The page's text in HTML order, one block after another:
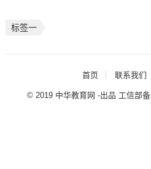
标签一
首页 联系我们
© 2019 中华教育网 -出品 工信部